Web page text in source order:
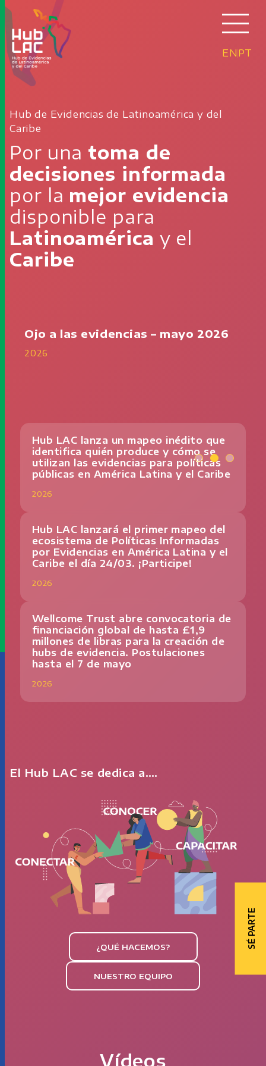
EN PT
SÉ PARTE
Hub de Evidencias de Latinoamérica y del
Caribe
Por una toma de
decisiones informada
por la mejor evidencia
disponible para
Latinoamérica y el
Caribe
Ojo a las evidencias – mayo 2026
2026
Hub LAC lanza un mapeo inédito que
identifica quién produce y cómo se
utilizan las evidencias para políticas
públicas en América Latina y el Caribe
2026
Hub LAC lanzará el primer mapeo del
ecosistema de Políticas Informadas
por Evidencias en América Latina y el
Caribe el día 24/03. ¡Participe!
2026
Wellcome Trust abre convocatoria de
financiación global de hasta £1,9
millones de libras para la creación de
hubs de evidencia. Postulaciones
hasta el 7 de mayo
2026
El Hub LAC se dedica a….
¿QUÉ HACEMOS?
NUESTRO EQUIPO
Vídeos